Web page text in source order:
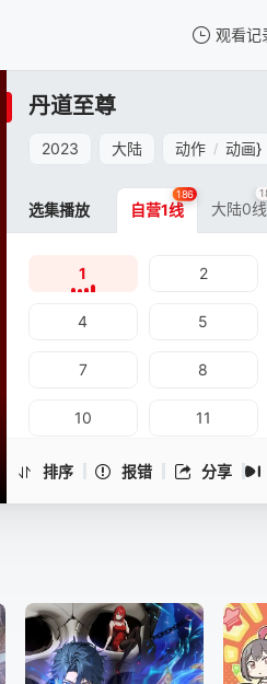
观看记
我的观影记录
丹道至尊
2023 大陆 动作 / 动画}
排序 报错 分享
选集播放 自营1线
186
大陆0线
1 2
4 5
7 8
10 11
14
22 23
25 26